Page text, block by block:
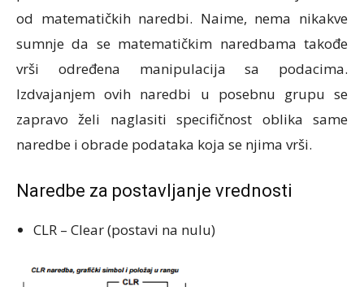
od matematičkih naredbi. Naime, nema nikakve
sumnje da se matematičkim naredbama takođe
vrši određena manipulacija sa podacima.
Izdvajanjem ovih naredbi u posebnu grupu se
zapravo želi naglasiti specifičnost oblika same
naredbe i obrade podataka koja se njima vrši.
Naredbe za postavljanje vrednosti
CLR – Clear (postavi na nulu)